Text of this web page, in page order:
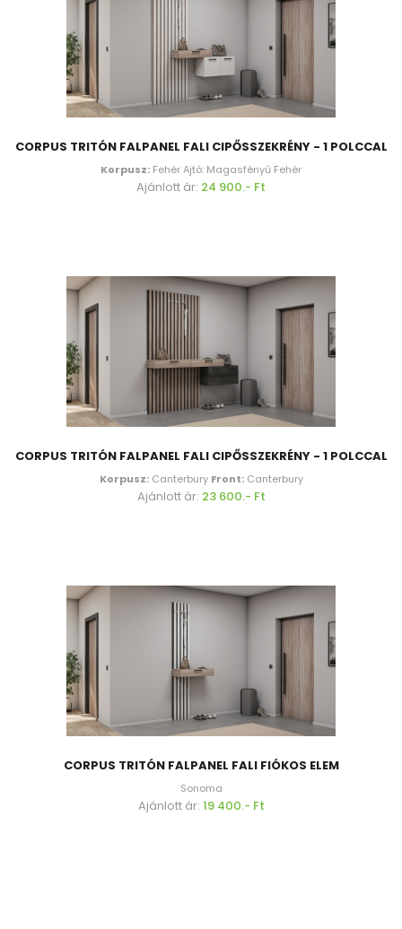
CORPUS TRITÓN FALPANEL FALI CIPŐSSZEKRÉNY - 1 POLCCAL
Korpusz: Fehér Ajtó: Magasfényű Fehér
Ajánlott ár: 24 900.- Ft
CORPUS TRITÓN FALPANEL FALI CIPŐSSZEKRÉNY - 1 POLCCAL
Korpusz:Canterbury Front:Canterbury
Ajánlott ár: 23 600.- Ft
CORPUS TRITÓN FALPANEL FALI FIÓKOS ELEM
Sonoma
Ajánlott ár: 19 400.- Ft